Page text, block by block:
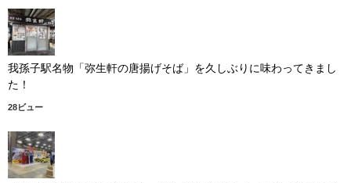
我孫子駅名物「弥生軒の唐揚げそば」を久しぶりに味わってきまし
た！
28ビュー